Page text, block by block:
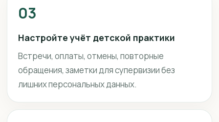
03
Настройте учёт детской практики
Встречи, оплаты, отмены, повторные
обращения, заметки для супервизии без
лишних персональных данных.